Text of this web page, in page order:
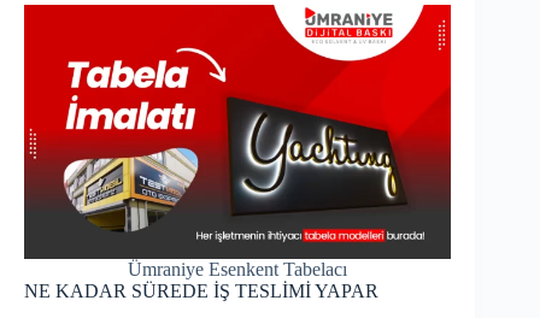
Ümraniye Esenkent Tabelacı
NE KADAR SÜREDE İŞ TESLİMİ YAPAR